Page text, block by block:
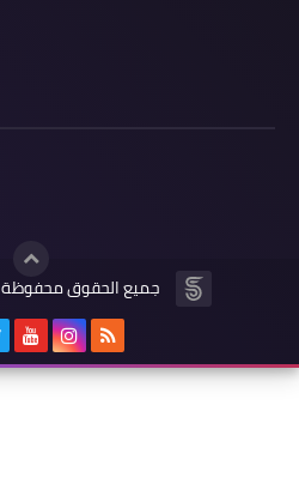
جميع الحقوق محفوظة